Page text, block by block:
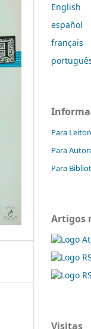
English
español
français
Para
Para
Para
Artigos
Visitas